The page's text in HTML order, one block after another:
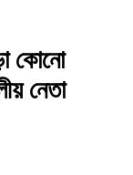
কোনো
নেতা